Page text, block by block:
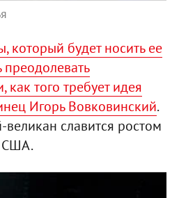
который будет носить ее
преодолевать
как того требует идея
Игорь Вовковинский.
славится ростом
США.